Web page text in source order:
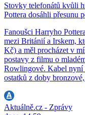
Stovky telefonátů kvůli
Pottera dosáhli přesunu
Fanoušci Harryho
mezi Británií a Irskem,
Kč) a měl procházet v
postavy z filmu o
Rowlingové. Kabel nyní
ostatků z doby
Aktuálně.cz - Zprávy